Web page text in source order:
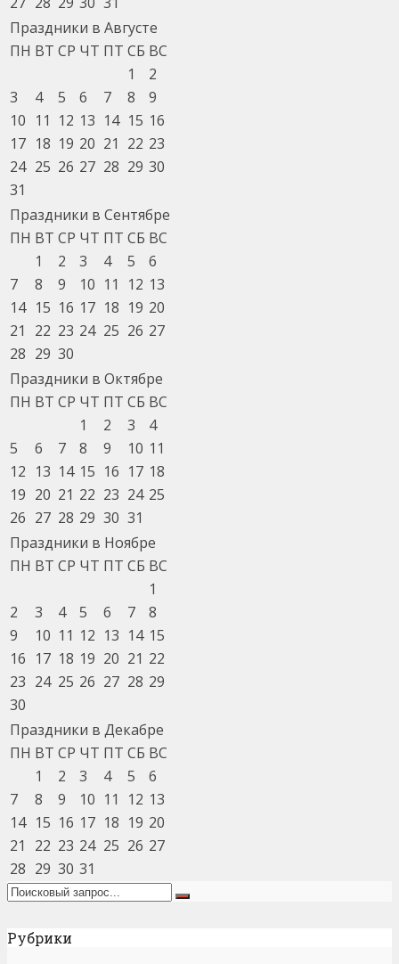
Праздники в Августе
ПН ВТ СР ЧТ ПТ СБ ВС
1
2
3
4 5 6 7 8
9
10 11 12 13 14 15 16
17 18 19 20 21 22 23
24 25 26 27 28 29 30
31
Праздники в Сентябре
ПН ВТ СР ЧТ ПТ СБ ВС
1
2 3 4 5
6
7
8 9 10 11 12 13
14 15 16 17 18 19 20
21
22 23 24 25 26 27
28 29 30
Праздники в Октябре
ПН ВТ СР ЧТ ПТ СБ ВС
1
2 3
4
5
6 7 8 9 10 11
12 13 14 15 16 17 18
19 20 21 22 23 24 25
26 27 28 29 30 31
Праздники в Ноябре
ПН ВТ СР ЧТ ПТ СБ ВС
1
2
3 4 5 6 7
8
9
10 11 12 13 14 15
16 17 18 19 20 21 22
23 24 25 26 27 28 29
30
Праздники в Декабре
ПН ВТ СР ЧТ ПТ СБ ВС
1
2 3 4 5
6
7
8 9 10 11 12 13
14 15 16 17 18 19 20
21
22 23 24 25 26 27
28 29 30 31
Рубрики